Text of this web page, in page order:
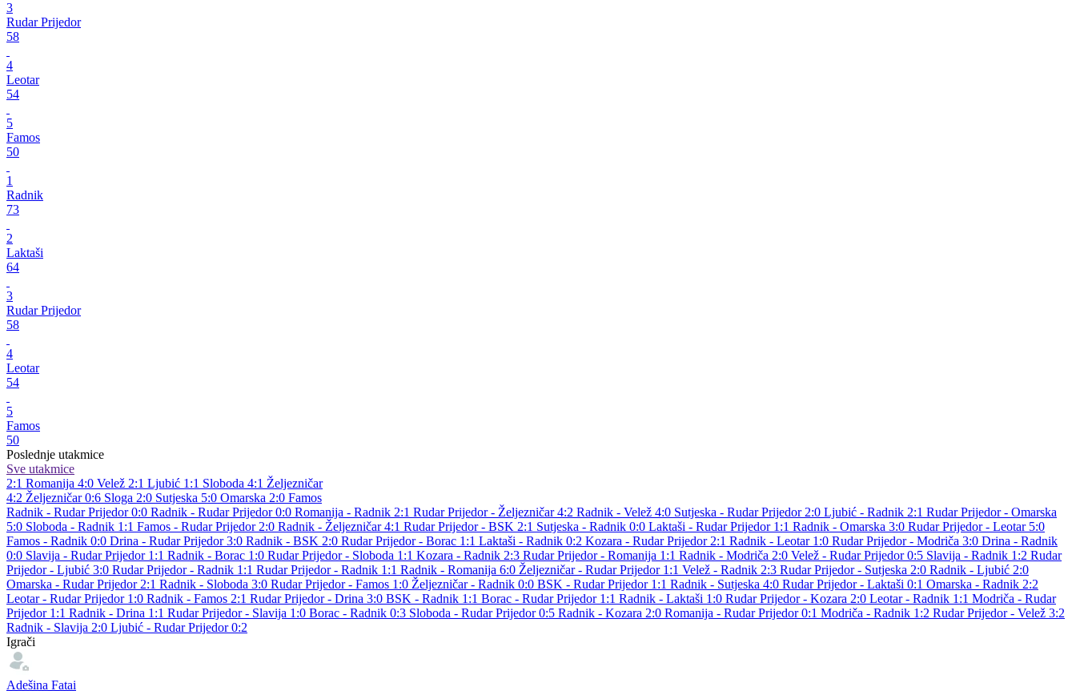
3
Rudar Prijedor
58
4
Leotar
54
5
Famos
50
1
Radnik
73
2
Laktaši
64
3
Rudar Prijedor
58
4
Leotar
54
5
Famos
50
Poslednje utakmice
Sve utakmice
2:1 Romanija 4:0 Velež 2:1 Ljubić 1:1 Sloboda 4:1 Željezničar
4:2 Željezničar 0:6 Sloga 2:0 Sutjeska 5:0 Omarska 2:0 Famos
Radnik - Rudar Prijedor 0:0 Radnik - Rudar Prijedor 0:0 Romanija - Radnik 2:1 Rudar Prijedor - Željezničar 4:2 Radnik - Velež 4:0 Sutjeska - Rudar Prijedor 2:0 Ljubić - Radnik 2:1 Rudar Prijedor - Omarska
5:0 Sloboda - Radnik 1:1 Famos - Rudar Prijedor 2:0 Radnik - Željezničar 4:1 Rudar Prijedor - BSK 2:1 Sutjeska - Radnik 0:0 Laktaši - Rudar Prijedor 1:1 Radnik - Omarska 3:0 Rudar Prijedor - Leotar 5:0
Famos - Radnik 0:0 Drina - Rudar Prijedor 3:0 Radnik - BSK 2:0 Rudar Prijedor - Borac 1:1 Laktaši - Radnik 0:2 Kozara - Rudar Prijedor 2:1 Radnik - Leotar 1:0 Rudar Prijedor - Modriča 3:0 Drina - Radnik
0:0 Slavija - Rudar Prijedor 1:1 Radnik - Borac 1:0 Rudar Prijedor - Sloboda 1:1 Kozara - Radnik 2:3 Rudar Prijedor - Romanija 1:1 Radnik - Modriča 2:0 Velež - Rudar Prijedor 0:5 Slavija - Radnik 1:2 Rudar
Prijedor - Ljubić 3:0 Rudar Prijedor - Radnik 1:1 Rudar Prijedor - Radnik 1:1 Radnik - Romanija 6:0 Željezničar - Rudar Prijedor 1:1 Velež - Radnik 2:3 Rudar Prijedor - Sutjeska 2:0 Radnik - Ljubić 2:0
Omarska - Rudar Prijedor 2:1 Radnik - Sloboda 3:0 Rudar Prijedor - Famos 1:0 Željezničar - Radnik 0:0 BSK - Rudar Prijedor 1:1 Radnik - Sutjeska 4:0 Rudar Prijedor - Laktaši 0:1 Omarska - Radnik 2:2
Leotar - Rudar Prijedor 1:0 Radnik - Famos 2:1 Rudar Prijedor - Drina 3:0 BSK - Radnik 1:1 Borac - Rudar Prijedor 1:1 Radnik - Laktaši 1:0 Rudar Prijedor - Kozara 2:0 Leotar - Radnik 1:1 Modriča - Rudar
Prijedor 1:1 Radnik - Drina 1:1 Rudar Prijedor - Slavija 1:0 Borac - Radnik 0:3 Sloboda - Rudar Prijedor 0:5 Radnik - Kozara 2:0 Romanija - Rudar Prijedor 0:1 Modriča - Radnik 1:2 Rudar Prijedor - Velež 3:2
Radnik - Slavija 2:0 Ljubić - Rudar Prijedor 0:2
Igrači
Adešina Fatai